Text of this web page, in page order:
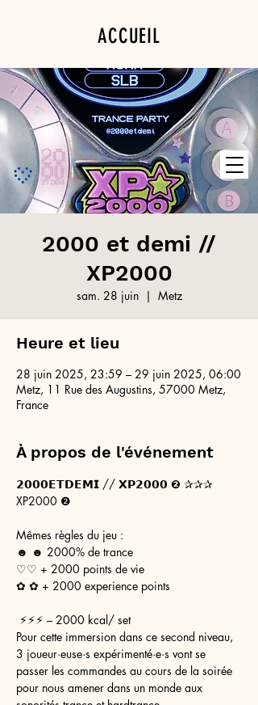
ACCUEIL
PROGRAMMATION
PRIVATISATION
2000 et demi //
XP2000
sam. 28 juin
  |
Metz
Heure et lieu
28 juin 2025, 23:59 – 29 juin 2025, 06:00
Metz, 11 Rue des Augustins, 57000 Metz,
France
À propos de l'événement
𝟮𝟬𝟬𝟬𝗘𝗧𝗗𝗘𝗠𝗜 // 𝗫𝗣𝟮𝟬𝟬𝟬 ❷ ✰✰✰
XP2000 ❷
Mêmes règles du jeu :
☻ ☻ 2000% de trance
♡♡ + 2000 points de vie
✿ ✿ + 2000 experience points
⚡︎⚡︎⚡︎ – 2000 kcal/ set
Pour cette immersion dans ce second niveau,
3 joueur·euse·s expérimenté·e·s vont se
passer les commandes au cours de la soirée
pour nous amener dans un monde aux